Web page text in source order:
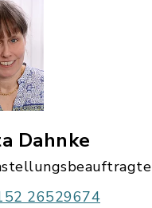
Dahnke
26529674